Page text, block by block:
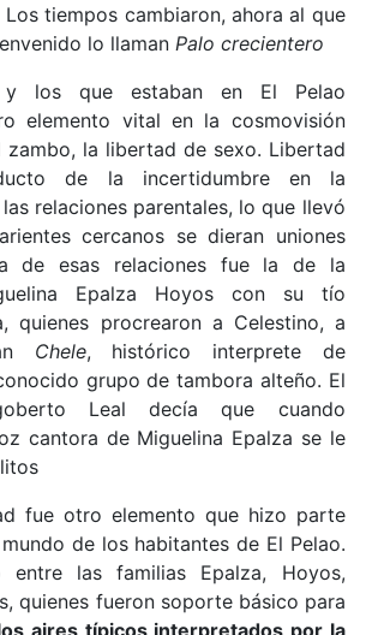
tiempos cambiaron, ahora al que
lo llamanPalo crecientero
y los que estaban en El Pelao
elemento vital en la cosmovisión
la libertad de sexo. Libertad
de la incertidumbre en la
relaciones parentales, lo que llevó
cercanos se dieran uniones
de esas relaciones fue la de la
Epalza Hoyos con su tío
quienes procrearon a Celestino, a
Chele, histórico interprete de
grupo de tambora alteño. El
Leal decía que cuando
cantora de Miguelina Epalza se le
fue otro elemento que hizo parte
de los habitantes de El Pelao.
entre las familias Epalza, Hoyos,
quienes fueron soporte básico para